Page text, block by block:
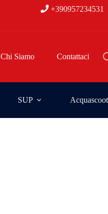
+390957234531
Chi Siamo Contattaci
SUP